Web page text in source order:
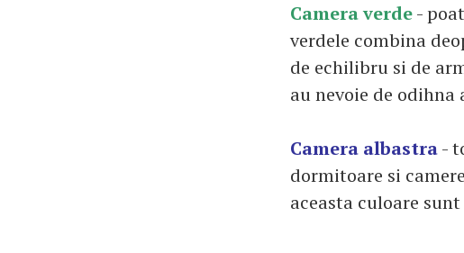
Camera verde-
verdele combina
de echilibru si de
au nevoie de odihna
Camera albastra-
dormitoare si
aceasta culoare